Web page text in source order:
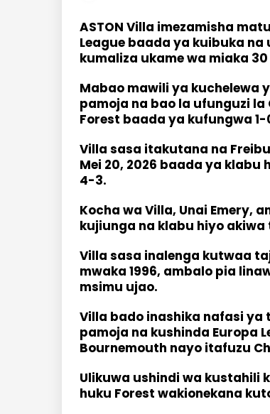
ASTON Villa imezamisha
League baada ya kuibuka
kumaliza ukame wa miaka
Mabao mawili ya kuchelewa
pamoja na bao la ufunguzi
Forest baada ya kufungwa
Villa sasa itakutana na
Mei 20, 2026 baada ya
4-3.
Kocha wa Villa, Unai Emery,
kujiunga na klabu hiyo
Villa sasa inalenga kutwaa
mwaka 1996, ambalo pia
msimu ujao.
Villa bado inashika nafasi ya
pamoja na kushinda Europa
Bournemouth nayo itafuzu
Ulikuwa ushindi wa kustahili
huku Forest wakionekana